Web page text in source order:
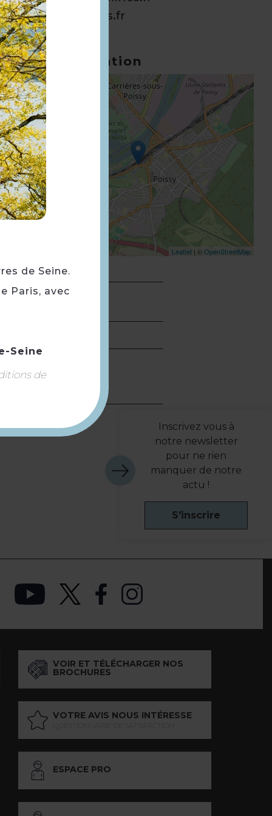
www.jackspots.fr
Géolocalisation
+
−
Leaflet | ©OpenStreetMap
Inscrivez vous à
notre newsletter
pour ne rien
manquer de notre
actu !
S'inscrire
VOIR ET TÉLÉCHARGER NOS
BROCHURES
VOTRE AVIS NOUS INTÉRESSE
ESPACE PRO
de Seine.
Paris, avec
Seine
de